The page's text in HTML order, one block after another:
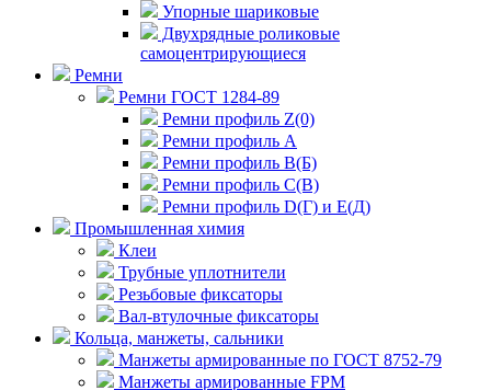
Упорные шариковые
Двухрядные роликовые
самоцентрирующиеся
Ремни
Ремни ГОСТ 1284-89
Ремни профиль Z(0)
Ремни профиль А
Ремни профиль В(Б)
Ремни профиль С(В)
Ремни профиль D(Г) и E(Д)
Промышленная химия
Клеи
Трубные уплотнители
Резьбовые фиксаторы
Вал-втулочные фиксаторы
Кольца, манжеты, сальники
Манжеты армированные по ГОСТ 8752-79
Манжеты армированные FPM